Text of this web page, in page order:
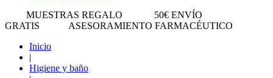
MUESTRAS REGALO
50€ ENVÍO
GRATIS
ASESORAMIENTO FARMACÉUTICO
Inicio
|
Higiene y baño